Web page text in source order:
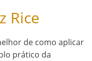
Rice
de como aplicar
prático da